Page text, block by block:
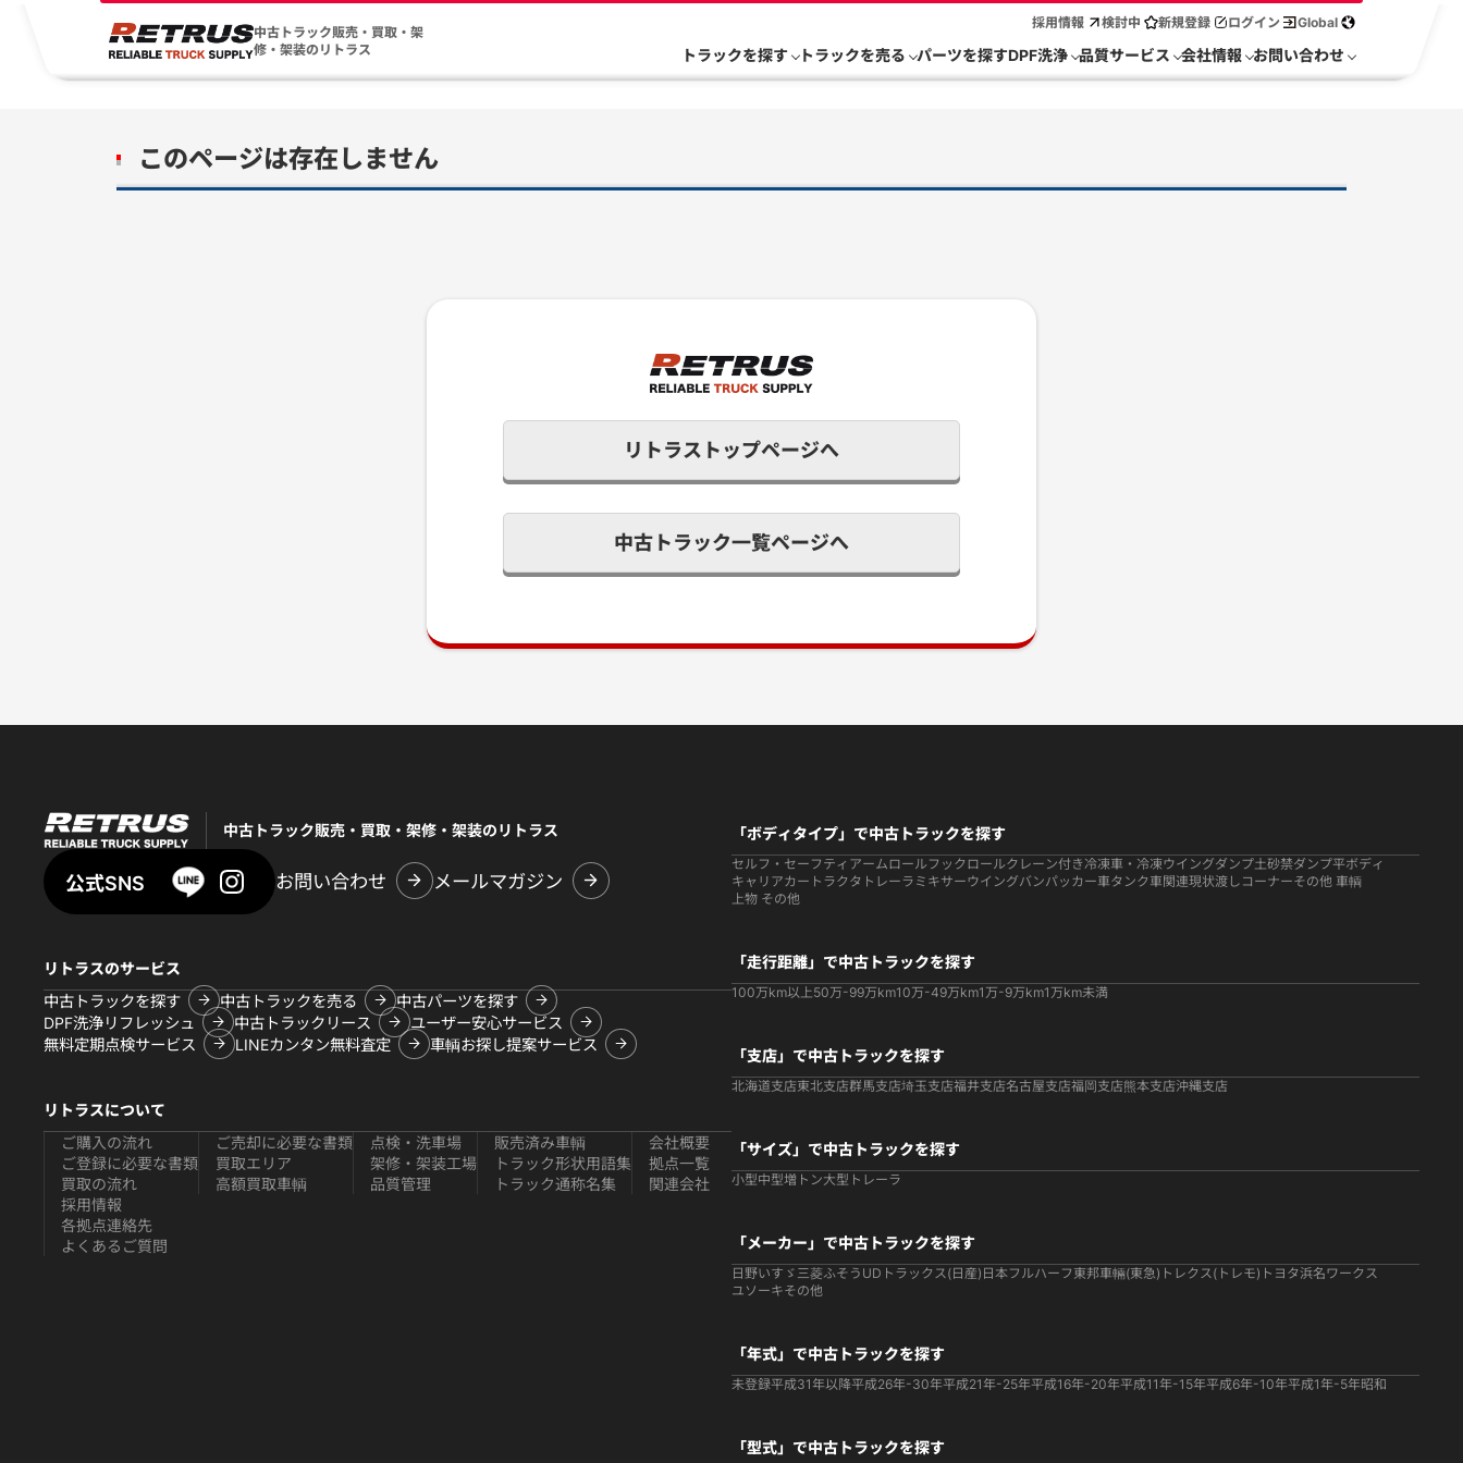
中古トラック販売・買取・架
修・架装のリトラス
採用情報 検討中 新規登録 ログイン Global
トラックを探す トラックを売る パーツを探すDPF洗浄 品質サービス 会社情報 お問い合わせ
このページは存在しません
リトラストップページへ
中古トラック一覧ページへ
中古トラック販売・買取・架修・架装のリトラス
公式SNS お問い合わせ メールマガジン
リトラスのサービス
中古トラックを探す
中古トラックを売る
中古パーツを探す
DPF洗浄リフレッシュ
中古トラックリース
ユーザー安心サービス
無料定期点検サービス
LINEカンタン無料査定 車輌お探し提案サービス
リトラスについて
ご購入の流れ
ご登録に必要な書類
買取の流れ
ご売却に必要な書類
買取エリア
高額買取車輌
点検・洗車場
架修・架装工場
品質管理
販売済み車輌
トラック形状用語集
トラック通称名集
会社概要
拠点一覧
関連会社
採用情報
各拠点連絡先
よくあるご質問
「ボディタイプ」で中古トラックを探す
セルフ・セーフティ アームロールフックロールクレーン付き冷凍車・冷凍ウイングダンプ土砂禁ダンプ平ボディ
キャリアカー トラクタ トレーラ ミキサーウイングバンパッカー車タンク車関連現状渡しコーナーその他 車輌
上物 その他
「走行距離」で中古トラックを探す
100万km以上50万-99万km10万-49万km1万-9万km1万km未満
「支店」で中古トラックを探す
北海道支店東北支店群馬支店埼玉支店福井支店名古屋支店福岡支店熊本支店沖縄支店
「サイズ」で中古トラックを探す
小型中型増トン大型 トレーラ
「メーカー」で中古トラックを探す
日野いすゞ 三菱ふそう UDトラックス(日産) 日本フルハーフ 東邦車輛(東急) トレクス(トレモ) トヨタ浜名ワークス
ユソーキその他
「年式」で中古トラックを探す
未登録平成31年以降平成26年-30年平成21年-25年平成16年-20年平成11年-15年平成6年-10年平成1年-5年昭和
「型式」で中古トラックを探す